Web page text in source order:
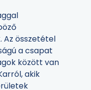
Az összetétel
a csapat
között van
akik